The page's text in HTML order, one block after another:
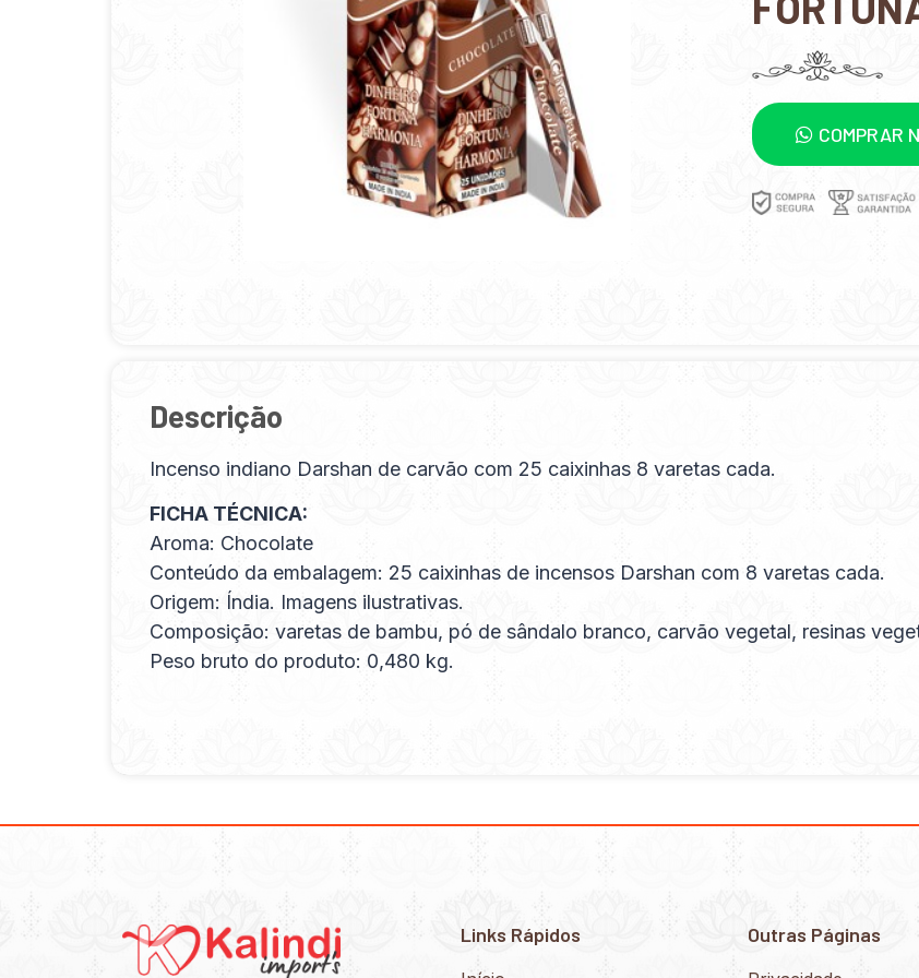
COMPRAR
Descrição
Incenso indiano Darshan de carvão com 25 caixinhas 8 varetas cada.
FICHA TÉCNICA:
Aroma: Chocolate
Conteúdo da embalagem: 25 caixinhas de incensos Darshan com 8 varetas cada.
Origem: Índia. Imagens ilustrativas.
Composição: varetas de bambu, pó de sândalo branco, carvão vegetal, resinas
Peso bruto do produto: 0,480 kg.
Links Rápidos Outras Páginas